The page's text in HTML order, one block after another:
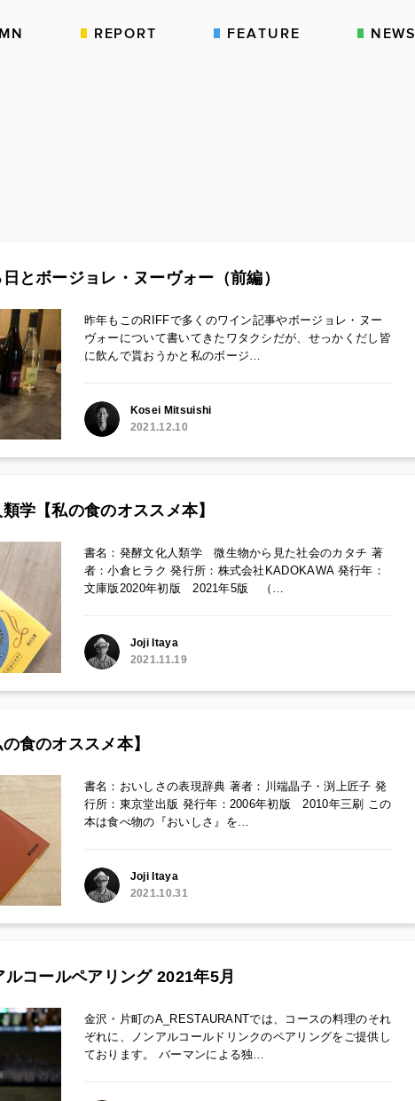
REPORT FEATURE NEWS
とボージョレ・ヌーヴォー（前編）
昨年もこのRIFFで多くのワイン記事やボージョレ・ヌー
ヴォーについて書いてきたワタクシだが、せっかくだし皆
に飲んで貰おうかと私のボージ…
Kosei Mitsuishi
2021.12.10
学【私の食のオススメ本】
書名：発酵文化人類学 微生物から見た社会のカタチ 著
者：小倉ヒラク 発行所：株式会社KADOKAWA 発行年：
文庫版2020年初版 2021年5版 （…
Joji Itaya
2021.11.19
食のオススメ本】
書名：おいしさの表現辞典 著者：川端晶子・渕上匠子 発
行所：東京堂出版 発行年：2006年初版 2010年三刷 この
本は食べ物の『おいしさ』を…
Joji Itaya
2021.10.31
コールペアリング 2021年5月
金沢・片町のA_RESTAURANTでは、コースの料理のそれ
ぞれに、ノンアルコールドリンクのペアリングをご提供し
ております。 バーマンによる独…